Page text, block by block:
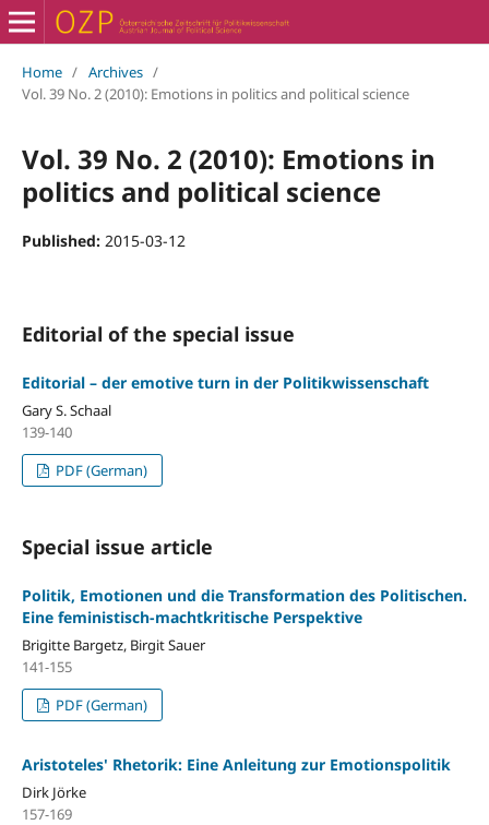
Home / Archives /
Vol. 39 No. 2 (2010): Emotions in politics and political science
Vol. 39 No. 2 (2010): Emotions in
politics and political science
Published: 2015-03-12
Editorial of the special issue
Editorial – der emotive turn in der Politikwissenschaft
Gary S. Schaal
139-140
PDF (German)
Special issue article
Politik, Emotionen und die Transformation des Politischen.
Eine feministisch-machtkritische Perspektive
Brigitte Bargetz, Birgit Sauer
141-155
PDF (German)
Aristoteles' Rhetorik: Eine Anleitung zur Emotionspolitik
Dirk Jörke
157-169